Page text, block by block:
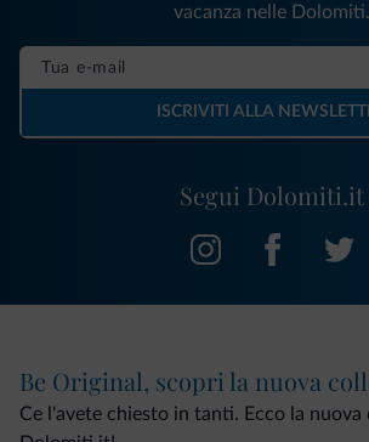
Segui Dolomiti.it
vacanza nelle Dolomiti.
ISCRIVITI ALLA
Be Original, scopri la nuova
Ce l'avete chiesto in tanti. Ecco la nuova